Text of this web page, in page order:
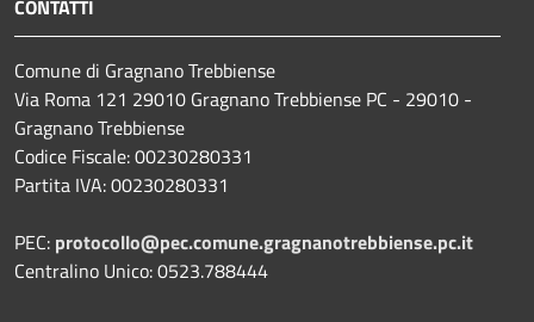
CONTATTI
Comune di Gragnano Trebbiense
Via Roma 121 29010 Gragnano Trebbiense PC - 29010 -
Gragnano Trebbiense
Codice Fiscale: 00230280331
Partita IVA: 00230280331
PEC: protocollo@pec.comune.gragnanotrebbiense.pc.it
Centralino Unico: 0523.788444